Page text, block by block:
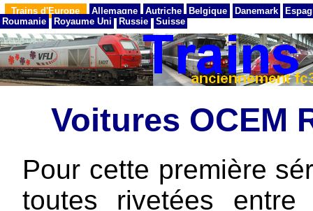
Trains d'Europe Allemagne Autriche Belgique Danemark
Roumanie
Royaume Uni Russie Suisse
Voitures OCEM
Pour cette première
toutes rivetées